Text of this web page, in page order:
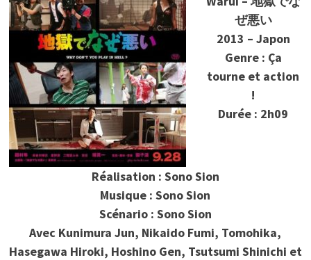
ぜ悪い
2013 – Japon
Genre : Ça
tourne et action
!
Durée : 2h09
Réalisation : Sono Sion
Musique :Sono Sion
Scénario : Sono Sion
Avec Kunimura Jun, Nikaido Fumi, Tomohika,
Hasegawa Hiroki, Hoshino Gen, Tsutsumi Shinichi et